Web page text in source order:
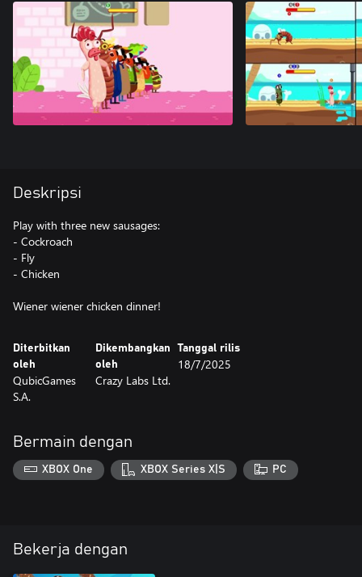
Deskripsi
Play with three new sausages:
- Cockroach
- Fly
- Chicken
Wiener wiener chicken dinner!
Diterbitkan
oleh
QubicGames
S.A.
Dikembangkan
oleh
Crazy Labs Ltd.
Tanggal rilis
18/7/2025
Bermain dengan
XBOX One XBOX Series X|S PC
Bekerja dengan